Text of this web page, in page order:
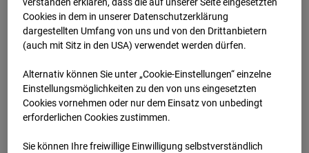
ver­standen erklären, dass die auf unserer Seite eingesetzten
Cookies in dem in unserer Datenschutzerklärung
dargestellten Umfang von uns und von den Drittanbietern
(auch mit Sitz in den USA) verwendet werden dürfen.
Alternativ können Sie unter „Cookie-Einstellungen“ einzelne
Einstellungsmöglichkeiten zu den von uns eingesetzten
Cookies vornehmen oder nur dem Einsatz von unbedingt
erforderlichen Cookies zustimmen.
Sie können Ihre freiwillige Einwilligung selbstverständlich